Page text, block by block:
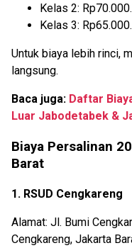
Kelas 2:
Kelas 3:
Untuk biaya lebih rinci,
langsung.
Baca juga: Daftar
Luar Jabodetabek &
Biaya Persalinan
Barat
1. RSUD Cengkareng
Alamat: Jl. Bumi
Cengkareng, Jakarta